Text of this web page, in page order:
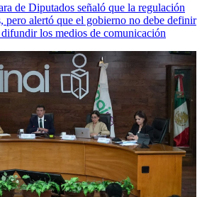
de Diputados señaló que la regulación
pero alertó que el gobierno no debe definir
los medios de comunicación